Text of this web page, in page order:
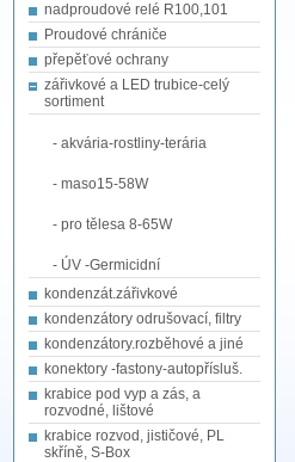
nadproudové relé R100,101
Proudové chrániče
přepěťové ochrany
zářivkové a LED trubice-celý
sortiment
- akvária-rostliny-terária
- maso15-58W
- pro tělesa 8-65W
- ÚV -Germicidní
kondenzát.zářivkové
kondenzátory odrušovací, filtry
kondenzátory.rozběhové a jiné
konektory -fastony-autopřísluš.
krabice pod vyp a zás, a
rozvodné, lištové
krabice rozvod, jističové, PL
skříně, S-Box